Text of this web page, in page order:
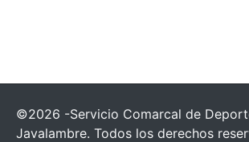
©2026 -Servicio Comarcal de
Javalambre. Todos los derechos